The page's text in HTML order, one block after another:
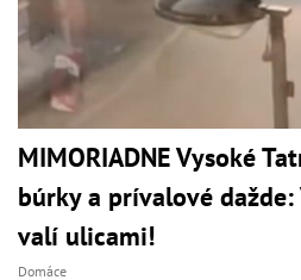
MIMORIADNE Vysoké
búrky a prívalové dažde:
valí ulicami!
Domáce